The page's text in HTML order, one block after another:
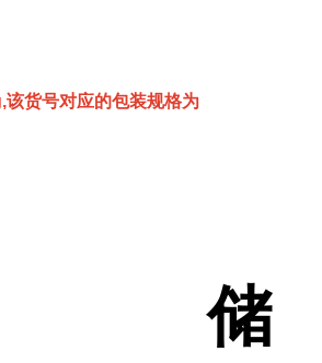
货号对应的包装规格为
储